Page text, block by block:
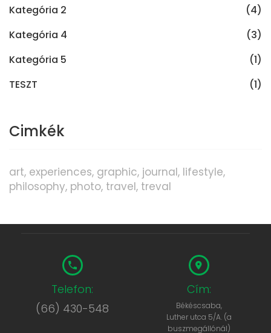
Kategória 2
(4)
Kategória 4
(3)
Kategória 5
(1)
TESZT
(1)
Cimkék
art experiences graphic journal lifestyle
philosophy photo travel treval
Telefon:
(66) 430-548
Cím:
Békéscsaba,
Luther utca 5/A. (a
buszmegállónál)